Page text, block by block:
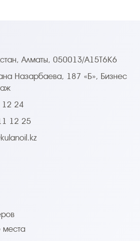
Алматы, 050013/A15T6K6
Назарбаева, 187 «Б», Бизнес
12 24
12 25
места